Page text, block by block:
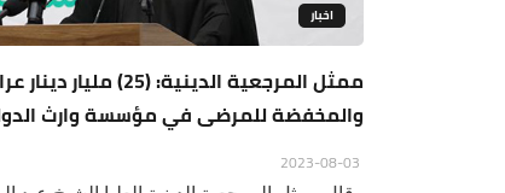
اخبار
ممثل المرجعية
والمخفضة للمرضى في مؤسسة وارث